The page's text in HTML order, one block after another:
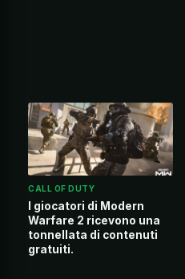
CALL OF DUTY
I giocatori di Modern
Warfare 2 ricevono una
tonnellata di contenuti
gratuiti.